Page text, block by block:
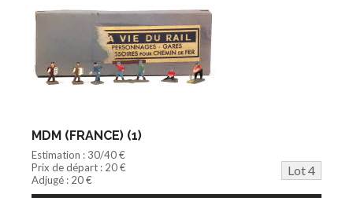
MDM (FRANCE) (1)
Estimation : 30/40 €
Prix de départ : 20 €
Lot 4
Adjugé : 20 €